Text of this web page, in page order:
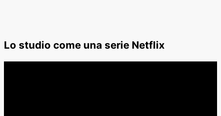
Lo studio come una serie Netflix